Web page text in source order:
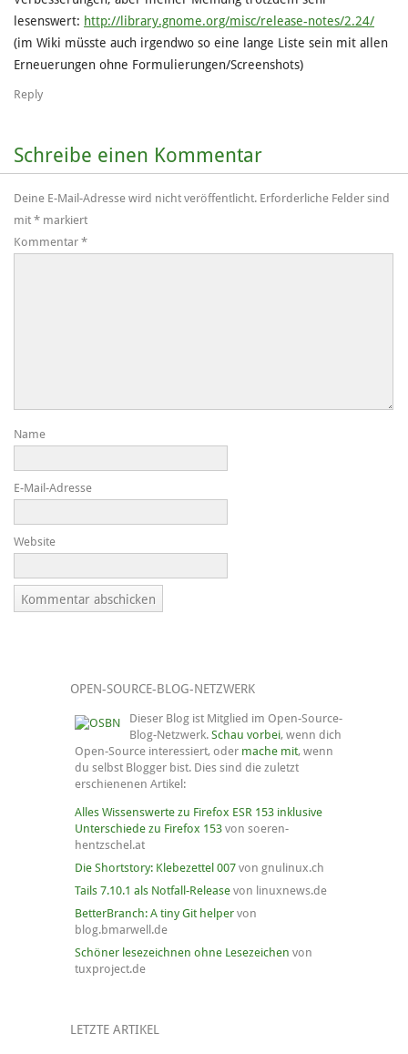
lesenswert: http://library.gnome.org/misc/release-notes/2.24/
(im Wiki müsste auch irgendwo so eine lange Liste sein mit allen
Erneuerungen ohne Formulierungen/Screenshots)
Reply
Schreibe einen Kommentar
Deine E-Mail-Adresse wird nicht veröffentlicht. Erforderliche Felder sind
mit * markiert
Kommentar *
Name
E-Mail-Adresse
Website
OPEN-SOURCE-BLOG-NETZWERK
Dieser Blog ist Mitglied im Open-Source-
Blog-Netzwerk. Schau vorbei, wenn dich
Open-Source interessiert, oder mache mit, wenn
du selbst Blogger bist. Dies sind die zuletzt
erschienenen Artikel:
Alles Wissenswerte zu Firefox ESR 153 inklusive
Unterschiede zu Firefox 153von soeren-
hentzschel.at
Die Shortstory: Klebezettel 007von gnulinux.ch
Tails 7.10.1 als Notfall-Releasevon linuxnews.de
BetterBranch: A tiny Git helpervon
blog.bmarwell.de
Schöner lesezeichnen ohne Lesezeichen von
tuxproject.de
LETZTE ARTIKEL